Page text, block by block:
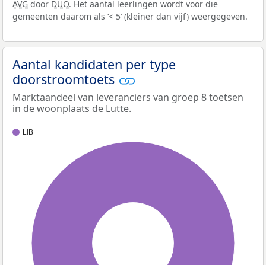
AVG door DUO. Het aantal leerlingen wordt voor die
gemeenten daarom als ‘< 5’ (kleiner dan vijf) weergegeven.
Aantal kandidaten per type
doorstroomtoets
Marktaandeel van leveranciers van groep 8 toetsen
in de woonplaats de Lutte.
LIB